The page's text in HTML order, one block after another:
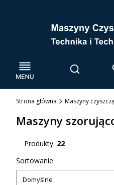
Menu Otwórz
Szukaj
Strona główna Maszyny
Maszyny
Produkty: 22
Lista produktów
Sortowanie:
Domyślne